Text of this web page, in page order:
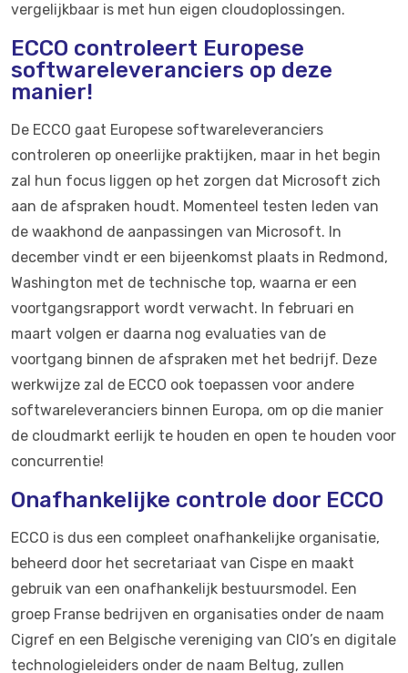
vergelijkbaar is met hun eigen cloudoplossingen.
ECCO controleert Europese
softwareleveranciers op deze
manier!
De ECCO gaat Europese softwareleveranciers
controleren op oneerlijke praktijken, maar in het begin
zal hun focus liggen op het zorgen dat Microsoft zich
aan de afspraken houdt. Momenteel testen leden van
de waakhond de aanpassingen van Microsoft. In
december vindt er een bijeenkomst plaats in Redmond,
Washington met de technische top, waarna er een
voortgangsrapport wordt verwacht. In februari en
maart volgen er daarna nog evaluaties van de
voortgang binnen de afspraken met het bedrijf. Deze
werkwijze zal de ECCO ook toepassen voor andere
softwareleveranciers binnen Europa, om op die manier
de cloudmarkt eerlijk te houden en open te houden voor
concurrentie!
Onafhankelijke controle door ECCO
ECCO is dus een compleet onafhankelijke organisatie,
beheerd door het secretariaat van Cispe en maakt
gebruik van een onafhankelijk bestuursmodel. Een
groep Franse bedrijven en organisaties onder de naam
Cigref en een Belgische vereniging van CIO’s en digitale
technologieleiders onder de naam Beltug, zullen